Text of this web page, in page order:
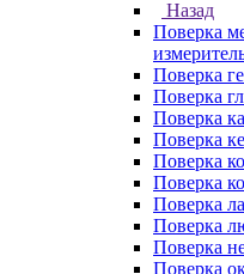
Назад
Поверка
Поверка
Поверка
Поверка
Поверка
Поверка
Поверка
Поверка
Поверка
Поверка
Поверка